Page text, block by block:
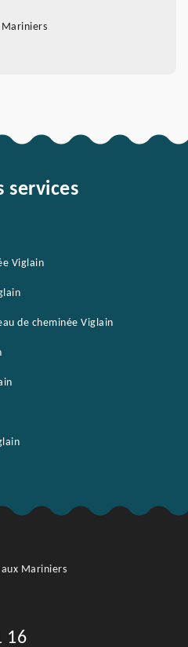
Mariniers
services
Viglain
de cheminée Viglain
aux Mariniers
16